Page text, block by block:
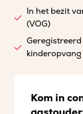
In het bezit
(VOG)
kinderopvang
Kom in